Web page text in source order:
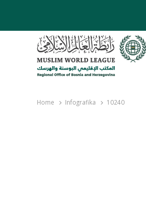
Home Infografika 10240